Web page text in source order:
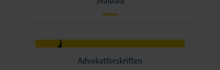
Advokatforskriften